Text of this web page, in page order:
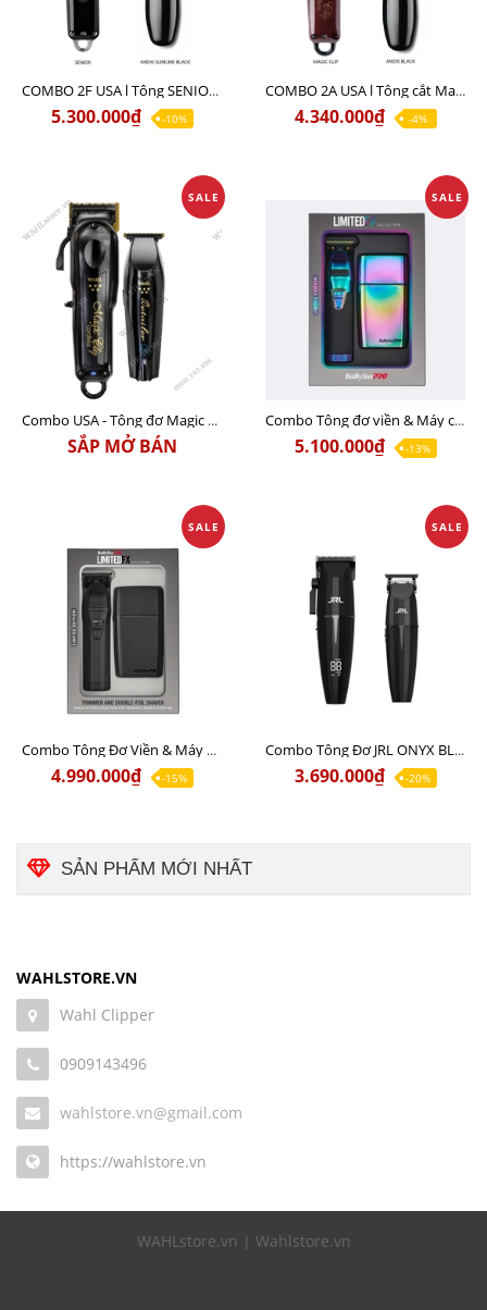
COMBO 2F USA l Tông SENIOR + Viền ANDIS SLIMLINE BLACK
5.300.000₫ -10%
COMBO 2A USA l Tông cắt Magic clip red + Tông viền Andis slimline black
4.340.000₫ -4%
SALE
Combo USA - Tông đơ Magic Clip + tông viền Detailer Li Black
SẮP MỞ BÁN
SALE
Combo Tông đơ viền & Máy cạo khô Babyliss Pro LIMITED FX IRIDESCENT Chính Hãng
5.100.000₫ -13%
SALE
Combo Tông Đơ Viền & Máy Cạo Khô Babyliss LIMITED FX BLACK Chính Hãng USA
4.990.000₫ -15%
SALE
Combo Tông Đơ JRL ONYX BLACK Chính Hãng USA Siêu Êm Động Cơ Mạnh
3.690.000₫ -20%
SẢN PHẨM MỚI NHẤT
WAHLSTORE.VN
Wahl Clipper
0909143496
wahlstore.vn@gmail.com
https://wahlstore.vn
WAHLstore.vn | Wahlstore.vn